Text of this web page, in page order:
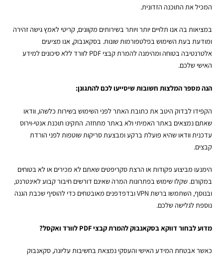
המכיל את התוכנה הזדונית.
במציאות בה אנו תלויים יותר ויותר בשירותים מקוונים, קריטי לאמץ גישה זהירה
ומודעת בעת השימוש בפלטפורמות שונות. בסקאנבוק, אנו מציעים
אלטרנטיבה בטוחה ומהימנה להמרת קבצי PDF לוורד
ללא סיכונים למידע
האישי שלכם.
הנה מספר המלצות חשובות שיסייעו לכם להתגונן:
הקפידו לבדוק היטב את כתובת האתר לפני השימוש בשירות כלשהו, וודאו
שאתם נמצאים באתר האמיתי ולא באתר מתחזה. התקינו תוכנת אנטי-וירוס
עדכנית וודאו שהיא פועלת ברקע ומבצעת סריקות שוטפות לפני הורדת
קבצים.
הימנעו מביצוע פקודות או הרצת סקריפטים שאתם לא מכירים או לא בטוחים
במקורם. שקלו שימוש בפתרונות המרה שאינם דורשים חיבור קבוע לאינטרנט,
ובנוסף, השתמשו ברשת VPN ובדפדפנים מאובטחים כדי להוסיף שכבת הגנה
נוספת לגלישה שלכם.
מדוע לבחור דווקא בסקאנבוק להמרת קבציPDF לוורד ואקסל?
כאשר אבטחת המידע האישי והעסקי נמצאת בחשיבות עליונה, סקאנבוק